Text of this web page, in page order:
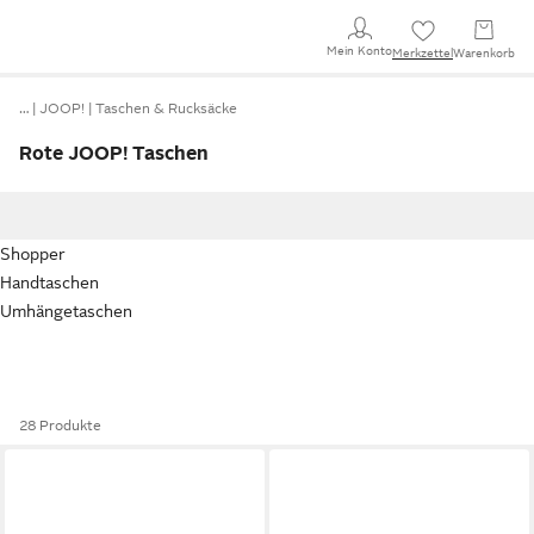
Mein KontoMerkzettel Warenkorb
… JOOP! Taschen & Rucksäcke
Rote JOOP! Taschen
Shopper
Handtaschen
Umhängetaschen
28 Produkte